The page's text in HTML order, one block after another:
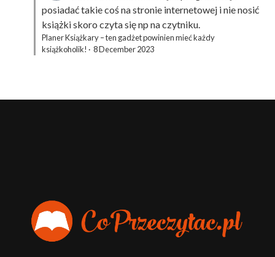
posiadać takie coś na stronie internetowej i nie nosić
książki skoro czyta się np na czytniku.
Planer Książkary – ten gadżet powinien mieć każdy
książkoholik! · 8 December 2023